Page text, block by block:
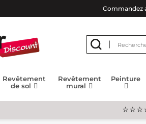
Commandez
Revêtement
de sol
Revêtement
mural
Peinture